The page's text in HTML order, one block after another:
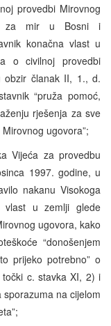
provedbi Mirovnog
za mir u Bosni i
konačna vlast u
o civilnoj provedbi
obzir članak II, 1., d.
“pruža pomoć,
rješenja za sve
ugovora”;
Vijeća za provedbu
1997. godine, u
nakanu Visokoga
vlast u zemlji glede
ugovora, kako
“donošenjem
prijeko potrebno” o
točki c. stavka XI, 2) i
na cijelom